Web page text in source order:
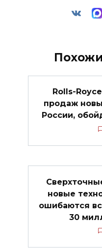
Rolls-
продаж
России,
новые
ошибаются
30